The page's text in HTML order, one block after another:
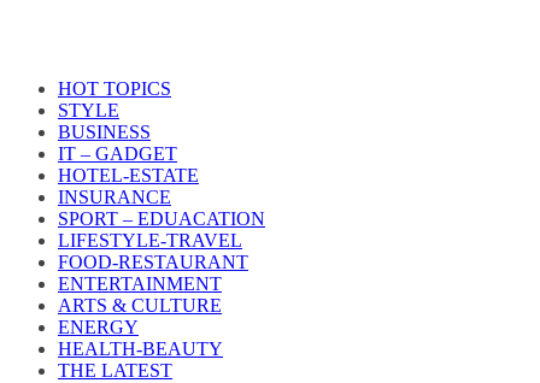
HOT TOPICS
STYLE
BUSINESS
IT – GADGET
HOTEL-ESTATE
INSURANCE
SPORT – EDUACATION
LIFESTYLE​-TRAVEL​
FOOD-RESTAURANT
ENTERTAINMENT
ARTS & CULTURE
ENERGY
HEALTH​-BEAUTY
THE LATEST